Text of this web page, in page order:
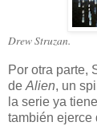
Drew Struzan.
Por otra parte,
deAlien, un
la serie ya
también ejerce